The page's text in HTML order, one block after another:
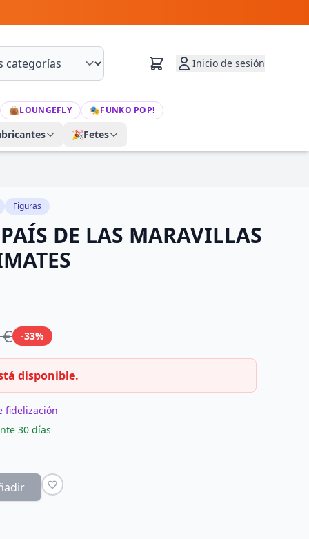
Inicio de sesión
👜LOUNGEFLY 🎭FUNKO POP!
🎉Fetes
Figuras
DE LAS MARAVILLAS
-33%
disponible.
fidelización
30 días